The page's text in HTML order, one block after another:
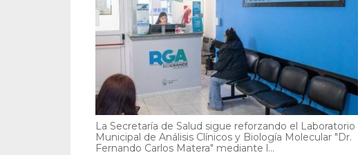
La Secretaría de Salud sigue reforzando el Laboratorio
Municipal de Análisis Clínicos y Biología Molecular "Dr.
Fernando Carlos Matera" mediante l...